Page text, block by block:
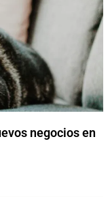
negocios en